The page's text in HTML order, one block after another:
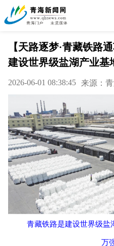
【天路逐梦·青藏铁路
建设世界级盐湖产业基
2026-06-01 08:38:45 来源：
青藏铁路是建设世界级盐
万